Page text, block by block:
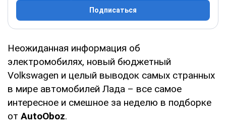
Подписаться
Неожиданная информация об
электромобилях, новый бюджетный
Volkswagen и целый выводок самых странных
в мире автомобилей Лада – все самое
интересное и смешное за неделю в подборке
от AutoOboz.